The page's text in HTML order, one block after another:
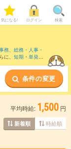
気になる! ログイン 検索
務、 総務・人事・
、 短期 ・ 単発な
条件の変更
平均時給: 1,500 円
新着順 時給順